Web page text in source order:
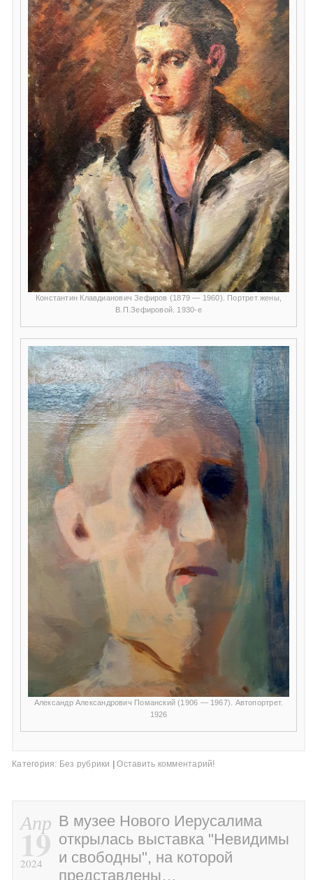
Константин Клавдианович Зефиров (1879 — 1960). Портрет жены,
В.П.Зефировой. 1930-е
Александр Александрович Поманский (1906 — 1967). Автопортрет.
1926
Категория: Без рубрики Оставить комментарий!
Апр
19
2024
В музее Нового Иерусалима
открылась выставка "Невидимы
и свободны", на которой
представлены…